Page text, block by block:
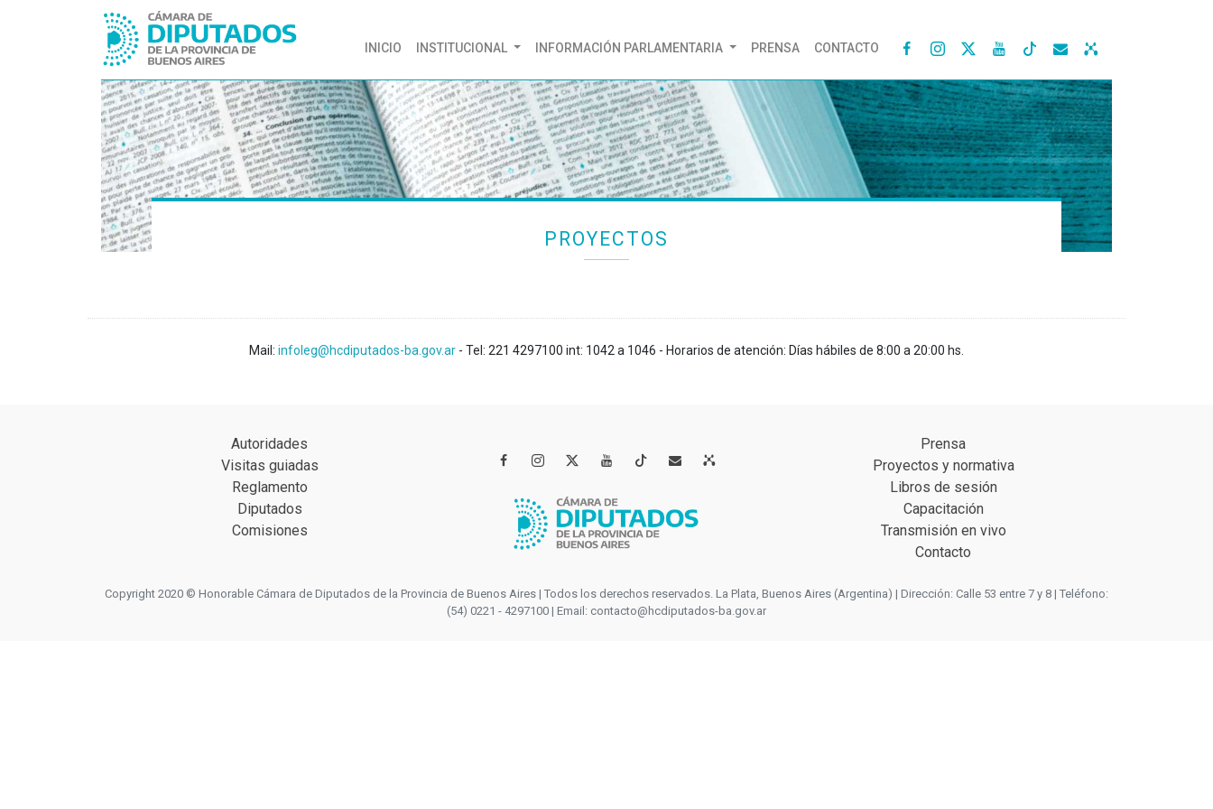
INICIO (CURRENT)
INSTITUCIONAL INFORMACIÓN PARLAMENTARIA PRENSA CONTACTO    
PROYECTOS
Mail: infoleg@hcdiputados-ba.gov.ar - Tel: 221 4297100 int: 1042 a 1046 - Horarios de atención: Días hábiles de 8:00 a 20:00 hs.
Autoridades
Visitas guiadas
Reglamento
Diputados
Comisiones
   
Prensa
Proyectos y normativa
Libros de sesión
Capacitación
Transmisión en vivo
Contacto
Copyright 2020 © Honorable Cámara de Diputados de la Provincia de Buenos Aires | Todos los derechos reservados. La Plata, Buenos Aires (Argentina) | Dirección: Calle 53 entre 7 y 8 | Teléfono:
(54) 0221 - 4297100 | Email: contacto@hcdiputados-ba.gov.ar